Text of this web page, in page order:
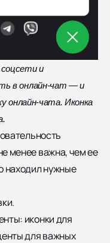
и
в онлайн-чат — и
онлайн-чата. Иконка
менее важна, чем ее
находил нужные
иконки для
для важных